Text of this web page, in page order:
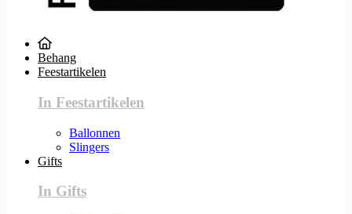
Behang
Feestartikelen
In Feestartikelen
Ballonnen
Slingers
Gifts
In Gifts